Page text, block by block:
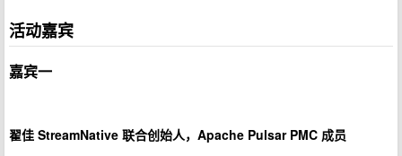
活动嘉宾
嘉宾一
翟佳 StreamNative 联合创始人，Apache Pulsar PMC 成员